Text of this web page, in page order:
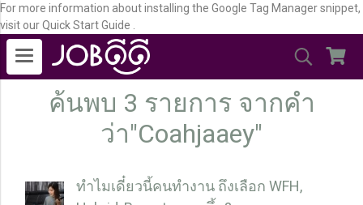
For more information about installing the Google Tag Manager snippet,
visit our Quick Start Guide .
ค้นพบ 3 รายการ จากคำ
ว่า"Coahjaaey"
ทำไมเดี๋ยวนี้คนทำงาน ถึงเลือก WFH,